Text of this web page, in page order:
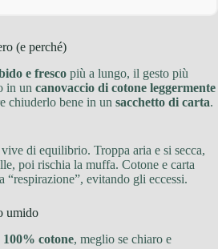
(e perché)
e fresco più a lungo, il gesto più
in un canovaccio di cotone leggermente
chiuderlo bene in un sacchetto di carta.
di equilibrio. Troppa aria e si secca,
poi rischia la muffa. Cotone e carta
“respirazione”, evitando gli eccessi.
umido
100% cotone, meglio se chiaro e